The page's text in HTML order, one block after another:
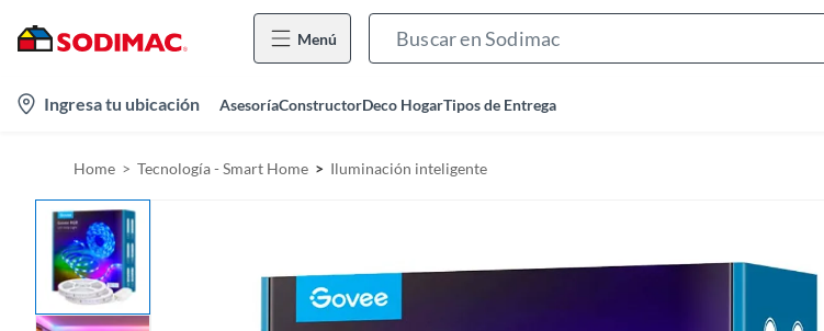
Menú
r
Ingresa tu ubicación AsesoríaConstructorDeco HogarTipos de Entrega
Home Tecnología - Smart Home Iluminación inteligente